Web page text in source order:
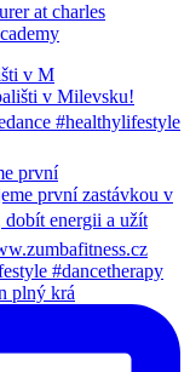
at charles
v M
první
plný krá